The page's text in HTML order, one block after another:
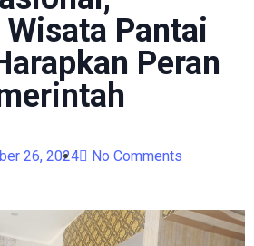
Pantai
Peran
26, 2024 No Comments